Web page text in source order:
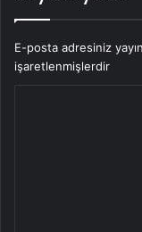
E-posta adresiniz
işaretlenmişlerdir